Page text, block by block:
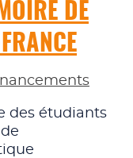
DE
des étudiants